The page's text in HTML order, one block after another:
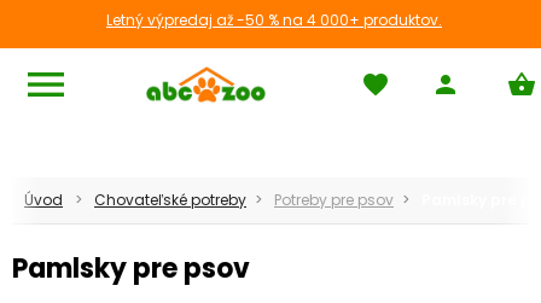
Letný výpredaj až -50 % na 4 000+ produktov.
menu favorite person shopping_basket
Úvod Chovateľské potreby Potreby pre psov
Pamlsky pre psov